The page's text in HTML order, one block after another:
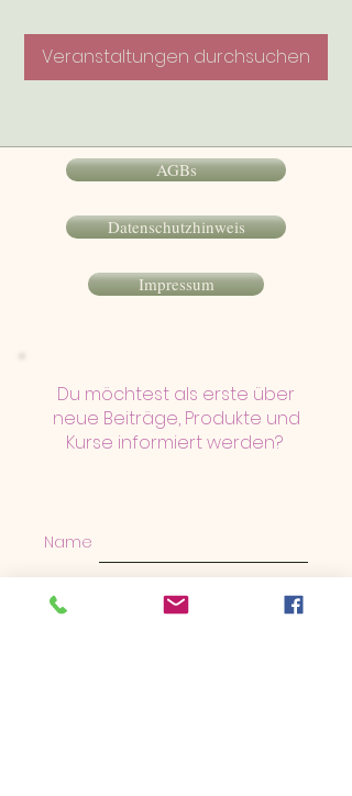
Veranstaltungen durchsuchen
AGBs
Datenschutzhinweis
Impressum
Du möchtest als erste über
neue Beiträge, Produkte und
Kurse informiert werden?
Name